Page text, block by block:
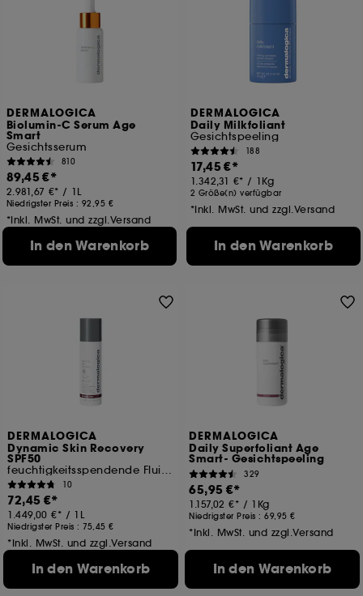
DERMALOGICA
Biolumin-C Serum Age
Smart
Gesichtsserum
810
89,45 €
2.981,67 € / 1L
Niedrigster Preis : 92,95 €
*Inkl. MwSt. und zzgl.Versand
In den Warenkorb
DERMALOGICA
Daily Milkfoliant
Gesichtspeeling
188
17,45 €
1.342,31 € / 1Kg
2 Größe(n) verfügbar
*Inkl. MwSt. und zzgl.Versand
In den Warenkorb
DERMALOGICA
Dynamic Skin Recovery
SPF50
feuchtigkeitsspendende Fluid SPF50
10
72,45 €
1.449,00 € / 1L
Niedrigster Preis :75,45 €
*Inkl. MwSt. und zzgl.Versand
In den Warenkorb
DERMALOGICA
Daily Superfoliant Age
Smart- Gesichtspeeling
329
65,95 €
1.157,02 € / 1Kg
Niedrigster Preis :69,95 €
*Inkl. MwSt. und zzgl.Versand
In den Warenkorb